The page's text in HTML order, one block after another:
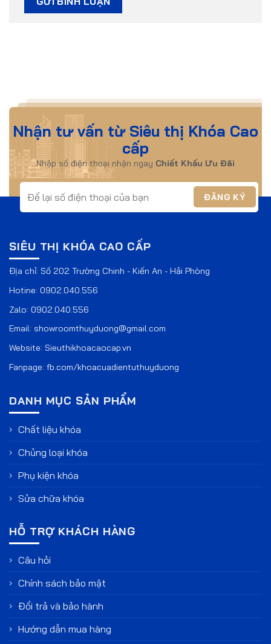
Nhận tư vấn từ Siêu thị Khóa Cao
cấp
Nhập số điện thoại nhận ngay Chiết Khấu Ưu Đãi
SIÊU THỊ KHÓA CAO CẤP
Địa chỉ: Số 202 Trường Chinh - Kiến An - Hải Phòng
Hotine: 0902.040.556
Zalo: 0902.040.556
Email: showroomthuyduong@gmail.com
Website: Sieuthikhoacaocap.vn
Fanpage: fb.com/khoacuadientuthuyduong
DANH MỤC SẢN PHẨM
Chất liệu khóa
Chủng loại khóa
Phụ kiện khóa
Sửa chữa khóa
HỖ TRỢ KHÁCH HÀNG
Câu hỏi
Chính sách bảo mật
Đổi trả và bảo hành
Hướng dẫn mua hàng